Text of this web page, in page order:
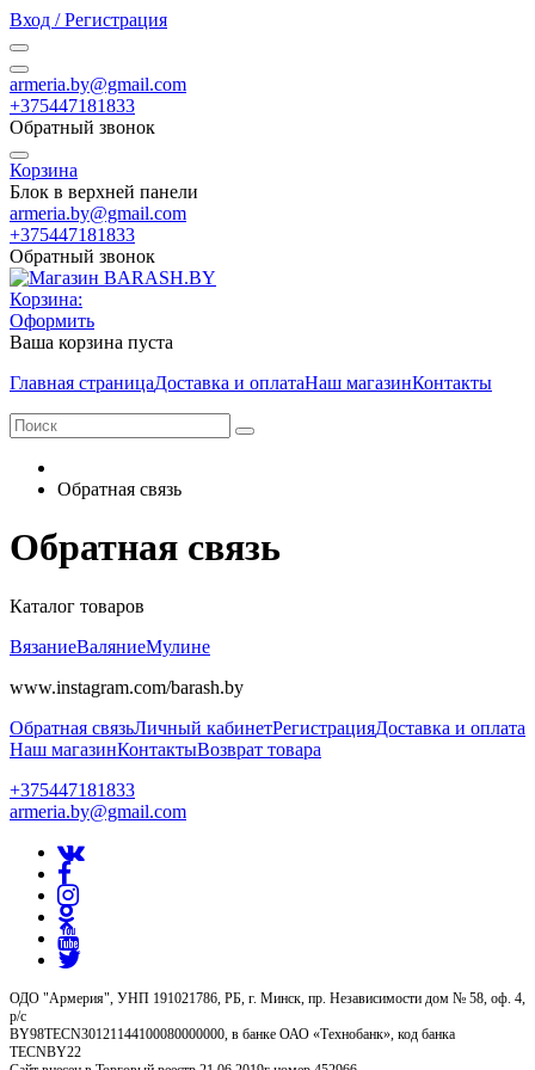
Вход / Регистрация
armeria.by@gmail.com
+375447181833
Обратный звонок
Корзина
Блок в верхней панели
armeria.by@gmail.com
+375447181833
Обратный звонок
Корзина:
Оформить
Ваша корзина пуста
Главная страницаДоставка и оплатаНаш магазинКонтакты
Обратная связь
Обратная связь
Каталог товаров
ВязаниеВаляниеМулине
www.instagram.com/barash.by
Обратная связьЛичный кабинетРегистрацияДоставка и оплата
Наш магазинКонтактыВозврат товара
+375447181833
armeria.by@gmail.com
ОДО "Армерия", УНП 191021786, РБ, г. Минск, пр. Независимости дом № 58, оф. 4,
р/с
BY98TECN30121144100080000000, в банке ОАО «Технобанк», код банка
TECNBY22